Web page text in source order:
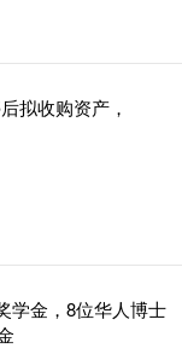
拟收购资产，
学金，8位华人博士